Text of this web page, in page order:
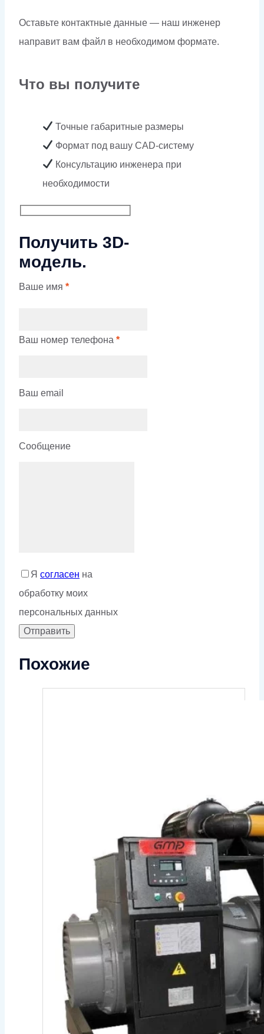
Оставьте контактные данные — наш инженер
направит вам файл в необходимом формате.
Что вы получите
Точные габаритные размеры
Формат под вашу CAD-систему
Консультацию инженера при
необходимости
Получить 3D-
модель.
Ваше имя *
Ваш номер телефона *
Ваш email
Сообщение
Я согласен на
обработку моих
персональных данных
Похожие